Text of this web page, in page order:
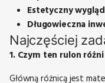
Estetyczny
Długowieczna
Najczęściej
1. Czym ten rulon
Główną różnicą jest